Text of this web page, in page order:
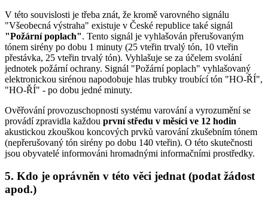
V této souvislosti je třeba znát, že kromě varovného signálu
"Všeobecná výstraha" existuje v České republice také signál
"Požární poplach". Tento signál je vyhlašován přerušovaným
tónem sirény po dobu 1 minuty (25 vteřin trvalý tón, 10 vteřin
přestávka, 25 vteřin trvalý tón). Vyhlašuje se za účelem svolání
jednotek požární ochrany. Signál "Požární poplach" vyhlašovaný
elektronickou sirénou napodobuje hlas trubky troubící tón "HO-ŘÍ",
"HO-ŘÍ" - po dobu jedné minuty.
Ověřování provozuschopnosti systému varování a vyrozumění se
provádí zpravidla každou první středu v měsíci ve 12 hodin
akustickou zkouškou koncových prvků varování zkušebním tónem
(nepřerušovaný tón sirény po dobu 140 vteřin). O této skutečnosti
jsou obyvatelé informováni hromadnými informačními prostředky.
5. Kdo je oprávněn v této věci jednat (podat žádost
apod.)